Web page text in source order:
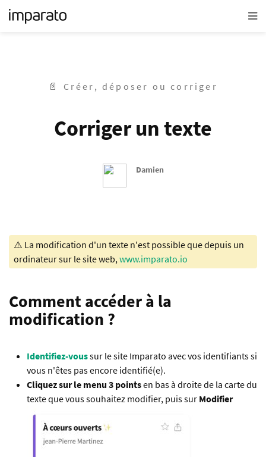
📄 Créer, déposer ou corriger
Corriger un texte
Damien
⚠️ La modification d'un texte n'est possible que depuis un
ordinateur sur le site web,www.imparato.io
Comment accéder à la
modification ?
Identifiez-voussur le site Imparato avec vos identifiants si
vous n'êtes pas encore identifié(e).
Cliquez sur le menu 3 pointsen bas à droite de la carte du
texte que vous souhaitez modifier, puis sur Modifier